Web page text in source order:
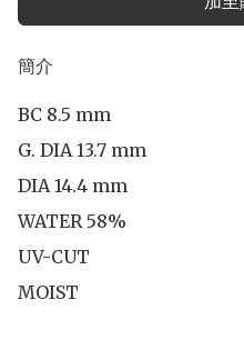
簡介
BC 8.5 mm
G. DIA 13.7 mm
DIA 14.4 mm
WATER 58%
UV-CUT
MOIST